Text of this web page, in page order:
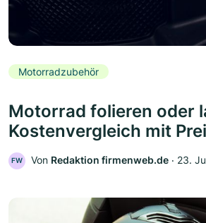
Motorradzubehör
Motorrad folieren oder
Kostenvergleich mit
FW Von Redaktion firmenweb.de ‧ 23.